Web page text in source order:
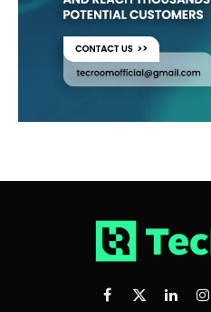
Facebook
X
LinkedIn